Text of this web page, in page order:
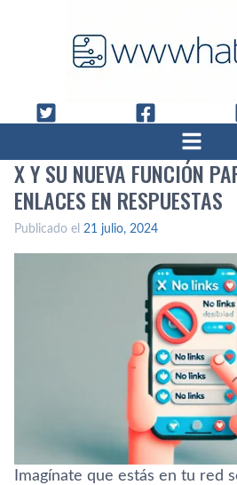
X Y SU NUEVA FUNCIÓN
ENLACES EN RESPUESTAS
Publicado el 21 julio, 2024
Imagínate que estás en tu red